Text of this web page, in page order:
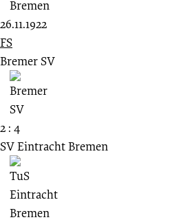
26.11.1922
FS
Bremer SV
2 : 4
SV Eintracht Bremen